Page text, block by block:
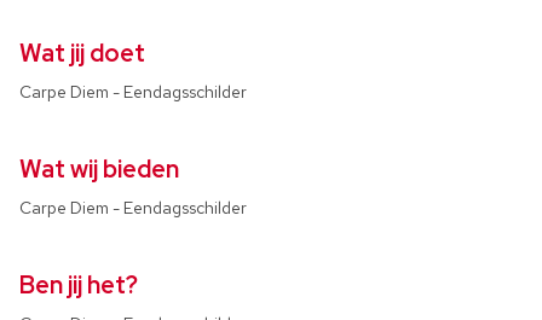
Wat jij doet
Carpe Diem - Eendagsschilder
Wat wij bieden
Carpe Diem - Eendagsschilder
Ben jij het?